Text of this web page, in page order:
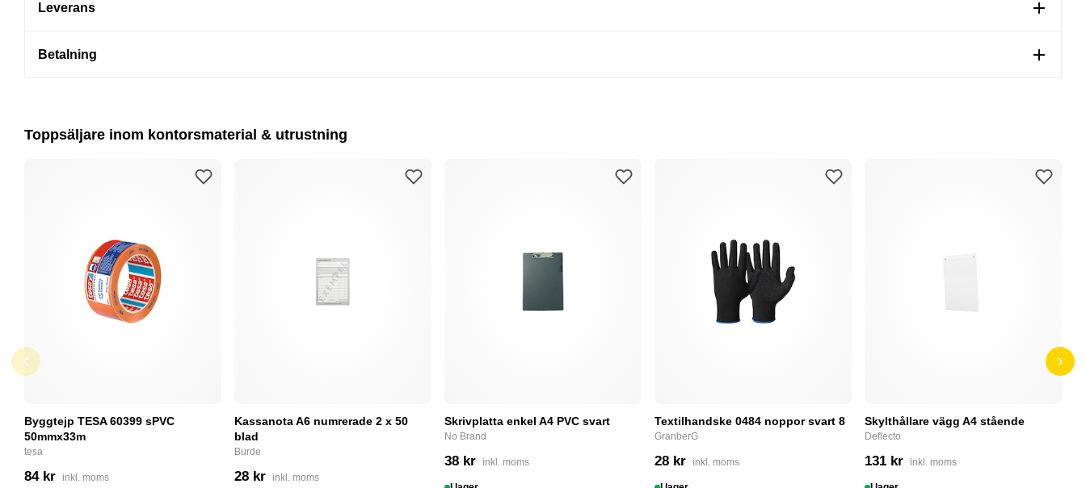
Leverans
Betalning
Toppsäljare inom kontorsmaterial & utrustning
Byggtejp TESA 60399 sPVC
50mmx33m
tesa
84 kr inkl. moms
Kassanota A6 numrerade 2 x 50
blad
Burde
28 kr inkl. moms
Skrivplatta enkel A4 PVC svart
No Brand
38 kr inkl. moms
Textilhandske 0484 noppor svart 8
GranberG
28 kr inkl. moms
Skylthållare vägg A4 stående
Deflecto
131 kr inkl. moms